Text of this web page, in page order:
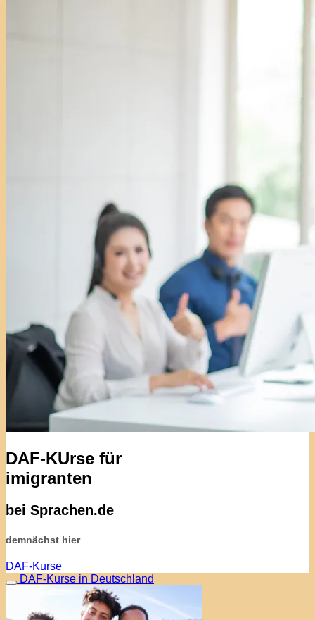
DAF-KUrse für
imigranten
bei Sprachen.de
demnächst hier
DAF-Kurse
DAF-Kurse in Deutschland